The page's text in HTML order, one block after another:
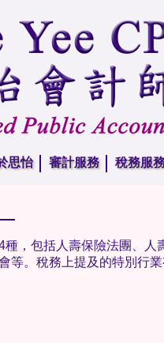
思怡 審計服務 稅務服
，包括人壽保險法團、人
等。稅務上提及的特別行